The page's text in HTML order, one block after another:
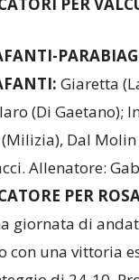
Giaretta
(Di Gaetano);
Dal Molin
Allenatore:
PER
giornata di
con una vittoria